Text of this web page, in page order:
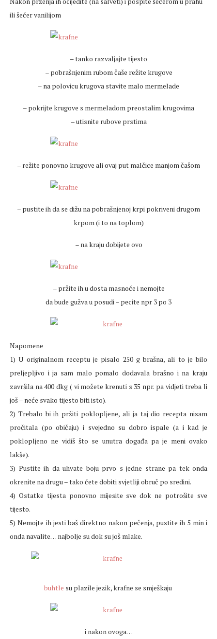
ili šećer vanilijom
– tanko razvaljajte tijesto
– pobrašnjenim rubom čaše režite krugove
– na polovicu krugova stavite malo mermelade
– pokrijte krugove s mermeladom preostalim krugovima
– utisnite rubove prstima
– režite ponovno krugove ali ovaj put malčice manjom čašom
– pustite ih da se dižu na pobrašnjenoj krpi pokriveni drugom
krpom (i to na toplom)
– na kraju dobijete ovo
– pržite ih u dosta masnoće i nemojte
da bude gužva u posudi – pecite npr 3 po 3
Napomene
1) U originalnom receptu je pisalo 250 g brašna, ali to je bilo
preljepljivo i ja sam malo pomalo dodavala brašno i na kraju
završila na 400 dkg ( vi možete krenuti s 35 npr. pa vidjeti treba li
još – neće svako tijesto biti isto).
2) Trebalo bi ih pržiti poklopljene, ali ja taj dio recepta nisam
pročitala (po običaju) i svejedno su dobro ispale (a i kad je
poklopljeno ne vidiš što se unutra događa pa je meni ovako
lakše).
3) Pustite ih da uhvate boju prvo s jedne strane pa tek onda
okrenite na drugu – tako ćete dobiti svjetliji obruč po sredini.
4) Ostatke tijesta ponovno mijesite sve dok ne potrošite sve
tijesto.
5) Nemojte ih jesti baš direktno nakon pečenja, pustite ih 5 min i
onda navalite… najbolje su dok su još mlake.
buhtle su plazile jezik, krafne se smješkaju
i nakon ovoga…